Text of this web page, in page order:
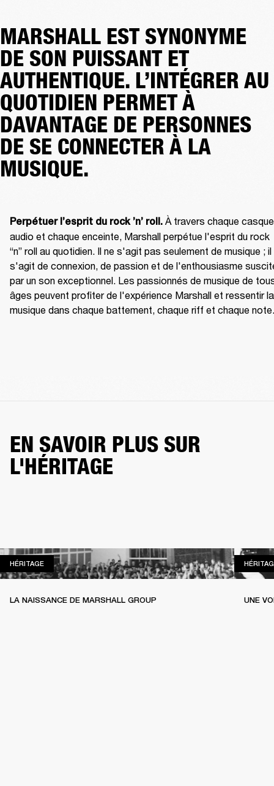
MARSHALL EST SYNONYME
DE SON PUISSANT ET
AUTHENTIQUE. L’INTÉGRER AU
QUOTIDIEN PERMET À
DAVANTAGE DE PERSONNES
DE SE CONNECTER À LA
MUSIQUE.
Perpétuer l’esprit du rock ’n’ roll. À travers chaque casque
audio et chaque enceinte, Marshall perpétue l'esprit du rock
“n” roll au quotidien. Il ne s'agit pas seulement de musique ; il
s'agit de connexion, de passion et de l'enthousiasme
par un son exceptionnel. Les passionnés de musique de
âges peuvent profiter de l'expérience Marshall et ressentir la
musique dans chaque battement, chaque riff et chaque note.
EN SAVOIR PLUS SUR
L'HÉRITAGE
HÉRITAGEHÉRITAGE
LA NAISSANCE DE MARSHALL GROUP UNE